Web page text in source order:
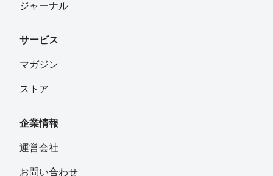
ジャーナル
サービス
マガジン
ストア
企業情報
運営会社
お問い合わせ